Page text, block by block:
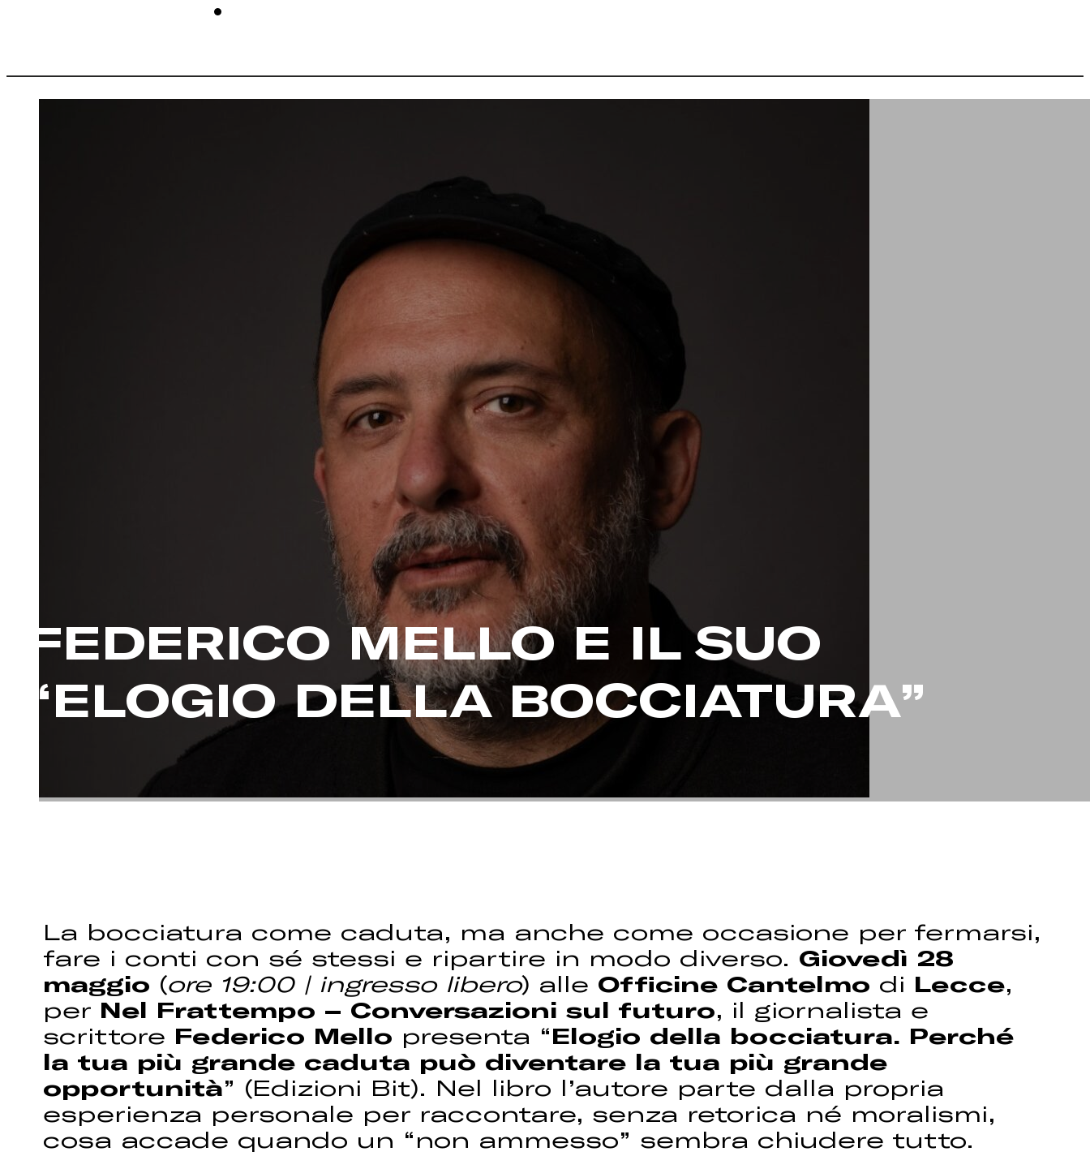
FEDERICO MELLO E IL SUO
“ELOGIO DELLA BOCCIATURA”
La bocciatura come caduta, ma anche come occasione per fermarsi,
fare i conti con sé stessi e ripartire in modo diverso. Giovedì 28
maggio (ore 19:00 | ingresso libero) alle Officine Cantelmo di Lecce,
per Nel Frattempo – Conversazioni sul futuro, il giornalista e
scrittore Federico Mello presenta “Elogio della bocciatura. Perché
la tua più grande caduta può diventare la tua più grande
opportunità” (Edizioni Bit). Nel libro l’autore parte dalla propria
esperienza personale per raccontare, senza retorica né moralismi,
cosa accade quando un “non ammesso” sembra chiudere tutto.